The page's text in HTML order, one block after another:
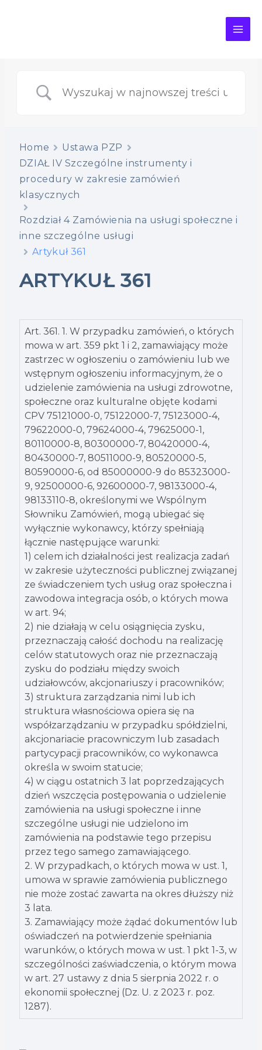
Home
Ustawa PZP
DZIAŁ IV Szczególne instrumenty i
procedury w zakresie zamówień
klasycznych
Rozdział 4 Zamówienia na usługi społeczne i
inne szczególne usługi
Artykuł 361
ARTYKUŁ 361
Art. 361. 1. W przypadku zamówień, o których
mowa w art. 359 pkt 1 i 2, zamawiający może
zastrzec w ogłoszeniu o zamówieniu lub we
wstępnym ogłoszeniu informacyjnym, że o
udzielenie zamówienia na usługi zdrowotne,
społeczne oraz kulturalne objęte kodami
CPV 75121000-0, 75122000-7, 75123000-4,
79622000-0, 79624000-4, 79625000-1,
80110000-8, 80300000-7, 80420000-4,
80430000-7, 80511000-9, 80520000-5,
80590000-6, od 85000000-9 do 85323000-
9, 92500000-6, 92600000-7, 98133000-4,
98133110-8, określonymi we Wspólnym
Słowniku Zamówień, mogą ubiegać się
wyłącznie wykonawcy, którzy spełniają
łącznie następujące warunki:
1) celem ich działalności jest realizacja zadań
w zakresie użyteczności publicznej związanej
ze świadczeniem tych usług oraz społeczna i
zawodowa integracja osób, o których mowa
w art. 94;
2) nie działają w celu osiągnięcia zysku,
przeznaczają całość dochodu na realizację
celów statutowych oraz nie przeznaczają
zysku do podziału między swoich
udziałowców, akcjonariuszy i pracowników;
3) struktura zarządzania nimi lub ich
struktura własnościowa opiera się na
współzarządzaniu w przypadku spółdzielni,
akcjonariacie pracowniczym lub zasadach
partycypacji pracowników, co wykonawca
określa w swoim statucie;
4) w ciągu ostatnich 3 lat poprzedzających
dzień wszczęcia postępowania o udzielenie
zamówienia na usługi społeczne i inne
szczególne usługi nie udzielono im
zamówienia na podstawie tego przepisu
przez tego samego zamawiającego.
2. W przypadkach, o których mowa w ust. 1,
umowa w sprawie zamówienia publicznego
nie może zostać zawarta na okres dłuższy niż
3 lata.
3. Zamawiający może żądać dokumentów lub
oświadczeń na potwierdzenie spełniania
warunków, o których mowa w ust. 1 pkt 1-3, w
szczególności zaświadczenia, o którym mowa
w art. 27 ustawy z dnia 5 sierpnia 2022 r. o
ekonomii społecznej (Dz. U. z 2023 r. poz.
1287).